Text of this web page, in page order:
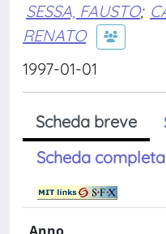
SESSA, FAUSTO;
RENATO
1997-01-01
Scheda breve
Scheda